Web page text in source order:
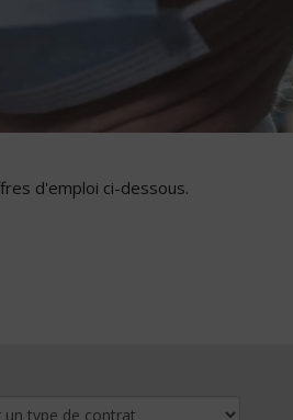
d'emploi ci-dessous.